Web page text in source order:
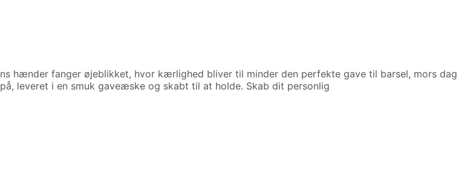
hænder fanger øjeblikket, hvor kærlighed bliver til minder den perfekte gave til barsel, mors dag
leveret i en smuk gaveæske og skabt til at holde. Skab dit personlig